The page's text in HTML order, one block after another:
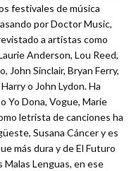
festivales de música
por Doctor Music,
a artistas como
Anderson, Lou Reed,
John Sinclair, Bryan Ferry,
o John Lydon. Ha
Yo Dona, Vogue, Marie
letrista de canciones ha
Susana Cáncer y es
más dura y de El Futuro
Malas Lenguas, en ese